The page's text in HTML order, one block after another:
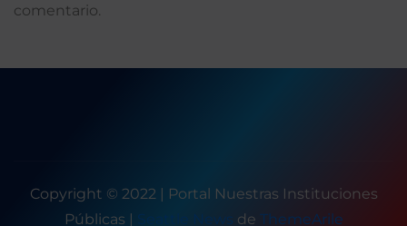
comentario.
Copyright © 2022 | Portal Nuestras Instituciones
Públicas | Seattle News de ThemeArile